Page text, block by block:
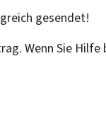
gesendet!
Wenn Sie